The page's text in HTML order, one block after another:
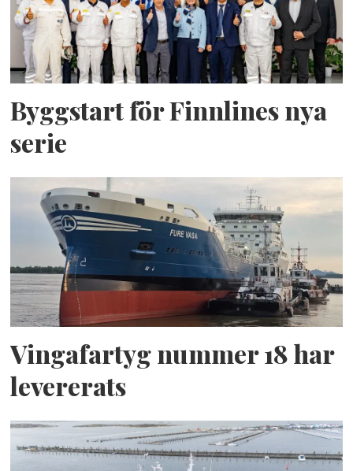
Byggstart för Finnlines nya
serie
Vingafartyg nummer 18 har
levererats